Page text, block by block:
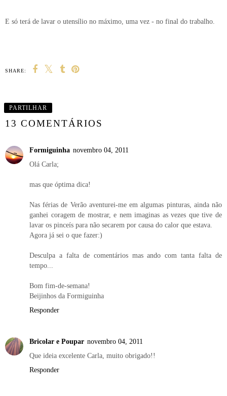
E só terá de lavar o utensílio no máximo, uma vez - no final do trabalho.
SHARE:
PARTILHAR
13 COMENTÁRIOS
Formiguinha novembro 04, 2011
Olá Carla;
mas que óptima dica!
Nas férias de Verão aventurei-me em algumas pinturas, ainda não
ganhei coragem de mostrar, e nem imaginas as vezes que tive de
lavar os pinceís para não secarem por causa do calor que estava.
Agora já sei o que fazer:)
Desculpa a falta de comentários mas ando com tanta falta de
tempo...
Bom fim-de-semana!
Beijinhos da Formiguinha
Responder
Bricolar e Poupar novembro 04, 2011
Que ideia excelente Carla, muito obrigado!!
Responder